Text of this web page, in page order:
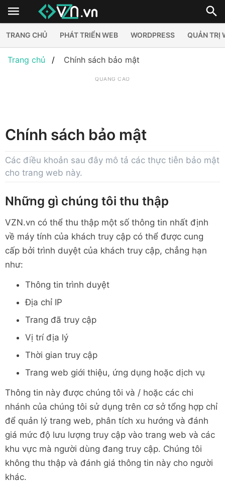
TRANG CHỦ PHÁT TRIỂN WEB WORDPRESS QUẢN TRỊ
Trang chủ Chính sách bảo mật
QUẢNG CÁO
Chính sách bảo mật
Các điều khoản sau đây mô tả các thực tiễn bảo mật
cho trang web này.
Những gì chúng tôi thu thập
VZN.vn có thể thu thập một số thông tin nhất định
về máy tính của khách truy cập có thể được cung
cấp bởi trình duyệt của khách truy cập, chẳng hạn
như:
Thông tin trình duyệt
Địa chỉ IP
Trang đã truy cập
Vị trí địa lý
Thời gian truy cập
Trang web giới thiệu, ứng dụng hoặc dịch vụ
Thông tin này được chúng tôi và / hoặc các chi
nhánh của chúng tôi sử dụng trên cơ sở tổng hợp chỉ
để quản lý trang web, phân tích xu hướng và đánh
giá mức độ lưu lượng truy cập vào trang web và các
khu vực mà người dùng đang truy cập. Chúng tôi
không thu thập và đánh giá thông tin này cho người
khác.